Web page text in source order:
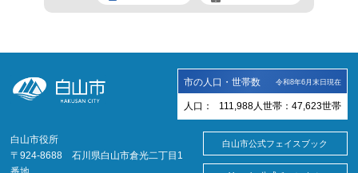
市の人口・世帯数 令和8年6月末日現在
人口： 111,988 人 世帯： 47,623世帯
白山市役所
〒924-8688 石川県白山市倉光二丁目1
番地
白山市公式フェイスブック